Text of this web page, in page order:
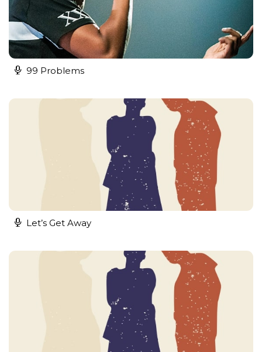
99 Problems
Let’s Get Away